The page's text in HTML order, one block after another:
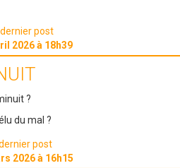
dernier post
2026 à 18h39
?
du mal ?
post
2026 à 16h15